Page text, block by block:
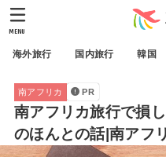
海外旅行 国内旅行 韓国
MENU
南アフリカ PR
南アフリカ旅行で損
のほんとの話|南アフ